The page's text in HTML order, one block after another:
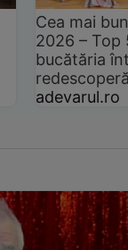
Cea mai
2026 –
bucătăria
adevarul.ro